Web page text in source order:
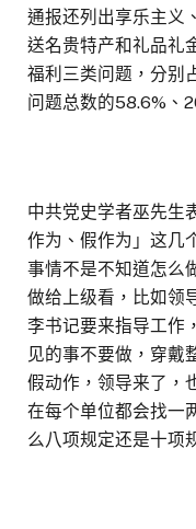
通报还列出享乐主义
送名贵特产和礼品礼
福利三类问题，分别
问题总数的58.6%、
中共党史学者巫先生
作为、假作为」这几
事情不是不知道怎么
做给上级看，比如领
李书记要来指导工作
见的事不要做，穿戴
假动作，领导来了，
在每个单位都会找一
么八项规定还是十项